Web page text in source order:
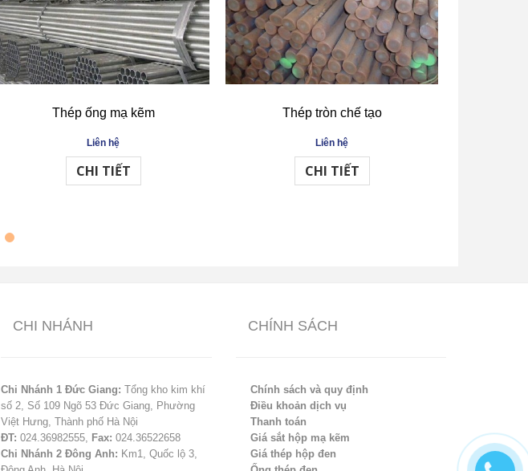
Thép ống mạ kẽm
Liên hệ
CHI TIẾT
Thép tròn chế tạo
Liên hệ
CHI TIẾT
CHI NHÁNH
Chi Nhánh 1 Đức Giang: Tổng kho kim khí
số 2, Số 109 Ngõ 53 Đức Giang, Phường
Việt Hưng, Thành phố Hà Nội
ĐT: 024.36982555, Fax: 024.36522658
Chi Nhánh 2 Đông Anh: Km1, Quốc lộ 3,
CHÍNH SÁCH
Chính sách và quy định
Điều khoản dịch vụ
Thanh toán
Giá sắt hộp mạ kẽm
Giá thép hộp đen